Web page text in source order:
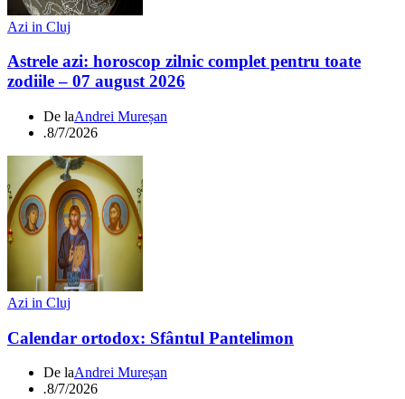
Azi in Cluj
Astrele azi: horoscop zilnic complet pentru toate
zodiile – 07 august 2026
De laAndrei Mureșan
.8/7/2026
Azi in Cluj
Calendar ortodox: Sfântul Pantelimon
De laAndrei Mureșan
.8/7/2026